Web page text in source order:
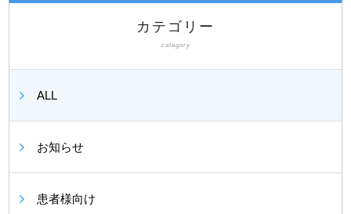
カテゴリー
category
ALL
お知らせ
患者様向け